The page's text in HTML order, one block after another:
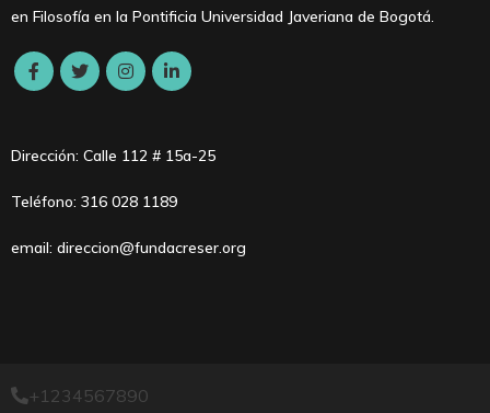
en Filosofía en la Pontificia Universidad Javeriana de Bogotá.
Dirección: Calle 112 # 15a-25
Teléfono: 316 028 1189
email: direccion@fundacreser.org
+1234567890